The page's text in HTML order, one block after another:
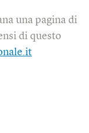
una pagina di
di questo